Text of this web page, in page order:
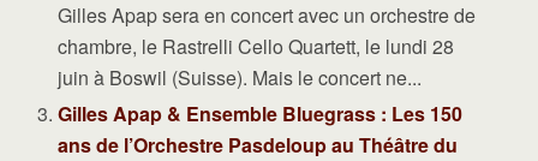
Gilles Apap sera en concert avec un orchestre de
chambre, le Rastrelli Cello Quartett, le lundi 28
juin à Boswil (Suisse). Mais le concert ne...
Gilles Apap & Ensemble Bluegrass : Les 150
ans de l’Orchestre Pasdeloup au Théâtre du